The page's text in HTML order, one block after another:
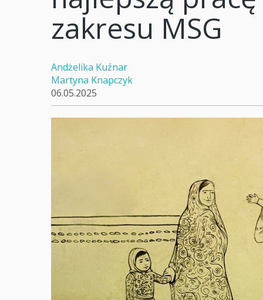
zakresu MSG
Andżelika Kuźnar
Martyna Knapczyk
06.05.2025